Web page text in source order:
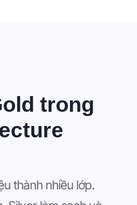
trong
thành nhiều lớp.